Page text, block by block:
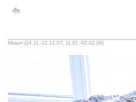
Malam (24.11.-22.12.07, 11.01.-02.02.08)